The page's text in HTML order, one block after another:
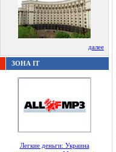
далее
ЗОНА IT
Легкие деньги: Украина